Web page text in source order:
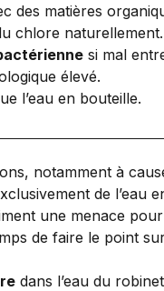
des matières
chlore naturellement.
si mal
élevé.
l’eau en bouteille.
notamment à
de l’eau
une menace
de faire le point
dans l’eau du